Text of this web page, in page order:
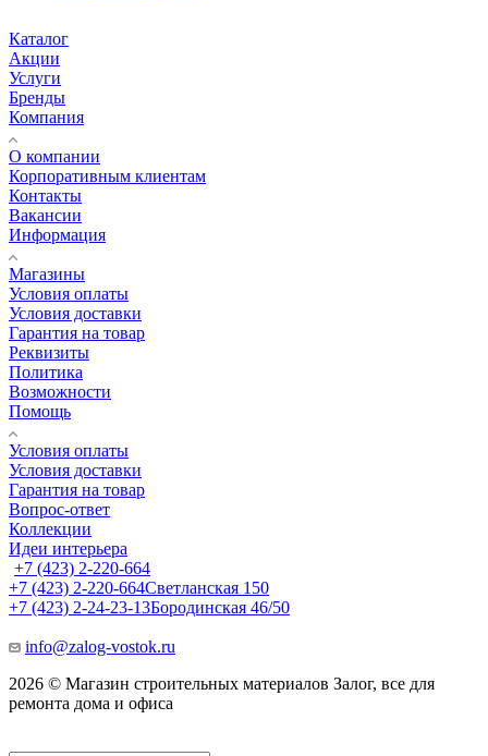
Каталог
Акции
Услуги
Бренды
Компания
О компании
Корпоративным клиентам
Контакты
Вакансии
Информация
Магазины
Условия оплаты
Условия доставки
Гарантия на товар
Реквизиты
Политика
Возможности
Помощь
Условия оплаты
Условия доставки
Гарантия на товар
Вопрос-ответ
Коллекции
Идеи интерьера
+7 (423) 2-220-664
+7 (423) 2-220-664Светланская 150
+7 (423) 2-24-23-13Бородинская 46/50
info@zalog-vostok.ru
2026 © Магазин строительных материалов Залог, все для
ремонта дома и офиса